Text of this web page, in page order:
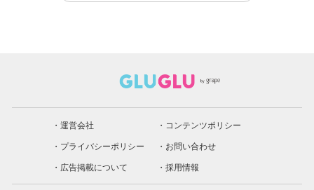
運営会社
コンテンツポリシー
プライバシーポリシー
お問い合わせ
広告掲載について
採用情報